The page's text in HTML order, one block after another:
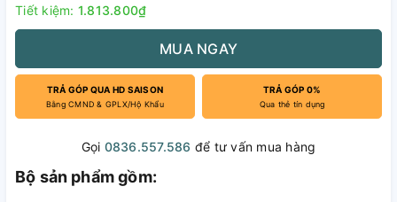
Tiết kiệm: 1.813.800₫
MUA NGAY
TRẢ GÓP QUA HD SAISON
Bằng CMND & GPLX/Hộ Khẩu
TRẢ GÓP 0%
Qua thẻ tín dụng
Gọi 0836.557.586 để tư vấn mua hàng
Bộ sản phẩm gồm: